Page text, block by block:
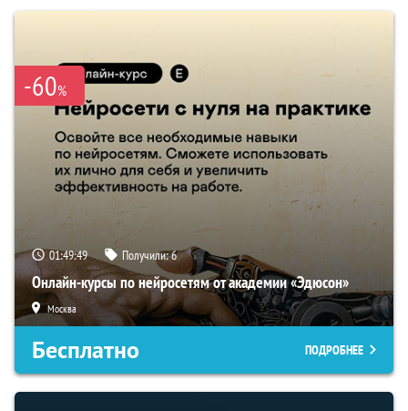
-60%
01:49:48 Получили:6
Онлайн-курсы по нейросетям от академии «Эдюсон»
Москва
Бесплатно ПОДРОБНЕЕ